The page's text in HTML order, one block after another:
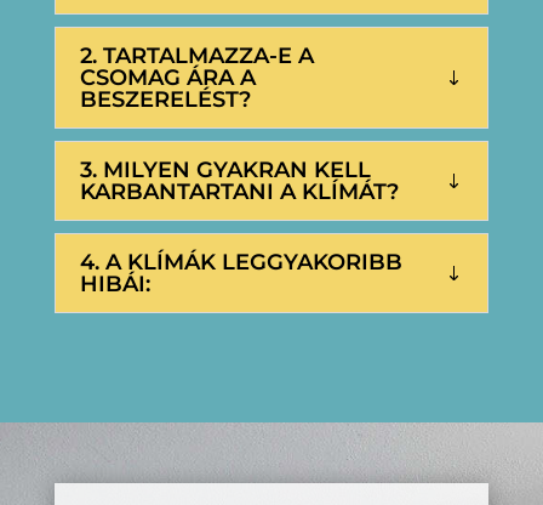
2. TARTALMAZZA-E A
CSOMAG ÁRA A
BESZERELÉST?
3. MILYEN GYAKRAN KELL
KARBANTARTANI A KLÍMÁT?
4. A KLÍMÁK LEGGYAKORIBB
HIBÁI: